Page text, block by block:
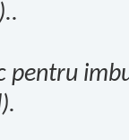
pentru